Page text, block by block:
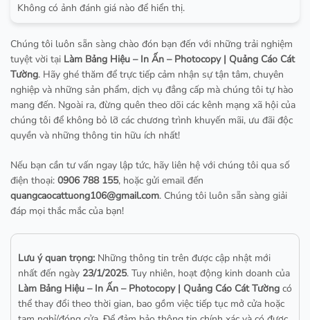
Không có ảnh đánh giá nào để hiển thị.
Chúng tôi luôn sẵn sàng chào đón bạn đến với những trải nghiệm
tuyệt vời tại Làm Bảng Hiệu – In Ấn – Photocopy | Quảng Cáo Cát
Tường. Hãy ghé thăm để trực tiếp cảm nhận sự tận tâm, chuyên
nghiệp và những sản phẩm, dịch vụ đẳng cấp mà chúng tôi tự hào
mang đến. Ngoài ra, đừng quên theo dõi các kênh mạng xã hội của
chúng tôi để không bỏ lỡ các chương trình khuyến mãi, ưu đãi độc
quyền và những thông tin hữu ích nhất!
Nếu bạn cần tư vấn ngay lập tức, hãy liên hệ với chúng tôi qua số
điện thoại: 0906 788 155, hoặc gửi email đến
quangcaocattuong106@gmail.com. Chúng tôi luôn sẵn sàng giải
đáp mọi thắc mắc của bạn!
Lưu ý quan trọng: Những thông tin trên được cập nhật mới
nhất đến ngày 23/1/2025. Tuy nhiên, hoạt động kinh doanh của
Làm Bảng Hiệu – In Ấn – Photocopy | Quảng Cáo Cát Tường có
thể thay đổi theo thời gian, bao gồm việc tiếp tục mở cửa hoặc